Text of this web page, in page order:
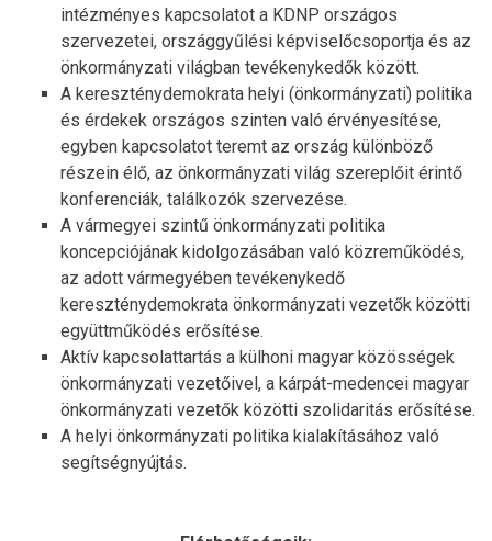
intézményes kapcsolatot a KDNP országos
szervezetei, országgyűlési képviselőcsoportja és az
önkormányzati világban tevékenykedők között.
A kereszténydemokrata helyi (önkormányzati) politika
és érdekek országos szinten való érvényesítése,
egyben kapcsolatot teremt az ország különböző
részein élő, az önkormányzati világ szereplőit érintő
konferenciák, találkozók szervezése.
A vármegyei szintű önkormányzati politika
koncepciójának kidolgozásában való közreműködés,
az adott vármegyében tevékenykedő
kereszténydemokrata önkormányzati vezetők közötti
együttműködés erősítése.
Aktív kapcsolattartás a külhoni magyar közösségek
önkormányzati vezetőivel, a kárpát-medencei magyar
önkormányzati vezetők közötti szolidaritás erősítése.
A helyi önkormányzati politika kialakításához való
segítségnyújtás.